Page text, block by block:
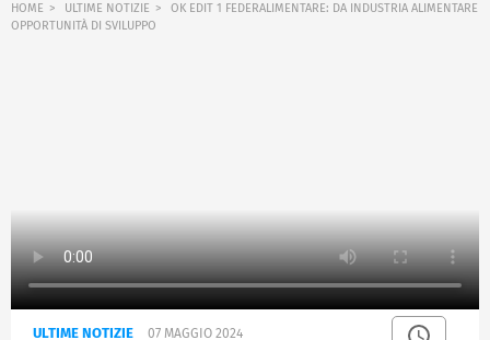
HOME ULTIME NOTIZIE
OK EDIT 1 FEDERALIMENTARE: DA INDUSTRIA ALIMENTARE
OPPORTUNITÀ DI SVILUPPO
ULTIME NOTIZIE 07 MAGGIO 2024